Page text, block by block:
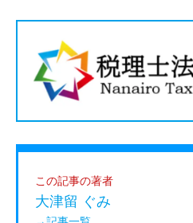
この記事の著者
大津留 ぐみ